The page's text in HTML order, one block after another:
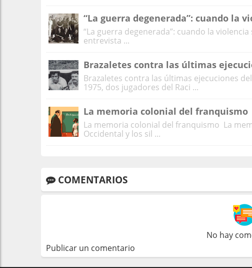
“La guerra degenerada”: cuando la
“La guerra degenerada”: cuando la
entrevista ...
Brazaletes contra las últimas
Brazaletes contra las últimas ejecuciones
1975, dos jugadores del Raci ...
La memoria colonial del franquismo
La memoria colonial del franquismo La
Occidental y los sil ...
COMENTARIOS
No hay
Publicar un comentario